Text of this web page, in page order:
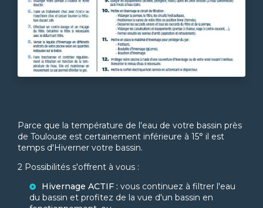
Parce que la température de l'eau de votre bassin près
de Toulouse est certainement inférieure à 15° il est
temps d'Hiverner votre bassin.
2 Possibilités s'offrent à vous :
Hivernage ACTIF : vous continuez à filtrer l'eau
du bassin et profitez de la vue d'un bassin en